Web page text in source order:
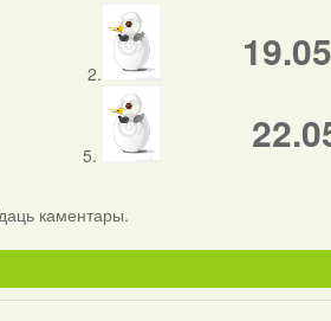
2. 19.05
5.
каментары.